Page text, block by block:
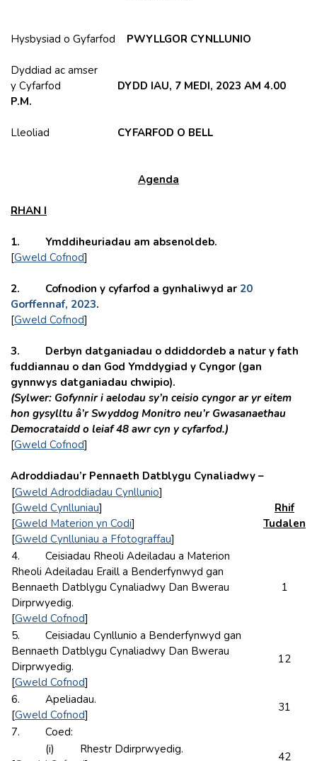
Hysbysiad o Gyfarfod PWYLLGOR CYNLLUNIO
Dyddiad ac amser
y Cyfarfod DYDD IAU, 7 MEDI, 2023 AM 4.00
P.M.
Lleoliad CYFARFOD O BELL
Agenda
RHAN I
1. Ymddiheuriadau am absenoldeb.
[Gweld Cofnod]
2. Cofnodion y cyfarfod a gynhaliwyd ar 20
Gorffennaf, 2023.
[Gweld Cofnod]
3. Derbyn datganiadau o ddiddordeb a natur y fath
fuddiannau o dan God Ymddygiad y Cyngor (gan
gynnwys datganiadau chwipio).
(Sylwer: Gofynnir i aelodau sy’n ceisio cyngor ar yr eitem
hon gysylltu â’r Swyddog Monitro neu’r Gwasanaethau
Democrataidd o leiaf 48 awr cyn y cyfarfod.)
[Gweld Cofnod]
Adroddiadau’r Pennaeth Datblygu Cynaliadwy –
[Gweld Adroddiadau Cynllunio]
[Gweld Cynlluniau]
[Gweld Materion yn Codi]
[Gweld Cynlluniau a Ffotograffau]
Rhif
Tudalen
4. Ceisiadau Rheoli Adeiladau a Materion
Rheoli Adeiladau Eraill a Benderfynwyd gan
Bennaeth Datblygu Cynaliadwy Dan Bwerau
Dirprwyedig.
[Gweld Cofnod]
1
5. Ceisiadau Cynllunio a Benderfynwyd gan
Bennaeth Datblygu Cynaliadwy Dan Bwerau
Dirprwyedig.
[Gweld Cofnod]
12
6. Apeliadau.
[Gweld Cofnod]
31
7. Coed:
(i) Rhestr Ddirprwyedig.
42